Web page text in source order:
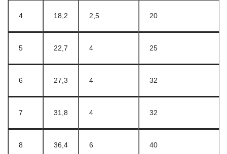
4 18,2 2,5 20
5 22,7 4 25
6 27,3 4 32
7 31,8 4 32
8 36,4 6 40